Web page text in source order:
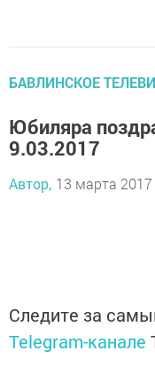
БАВЛИНСКОЕ
Юбиляра
9.03.2017
Автор, 13 марта 2017
Следите за
Telegram-канале